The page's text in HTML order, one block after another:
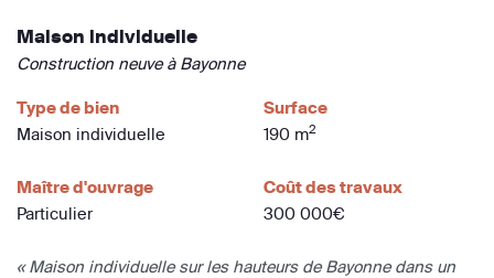
Maison individuelle
Construction neuve à Bayonne
Type de bien
Maison individuelle
Surface
190 m2
Maître d'ouvrage
Particulier
Coût des travaux
300 000€
« Maison individuelle sur les hauteurs de Bayonne dans un